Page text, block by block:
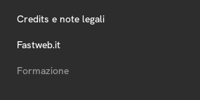
Credits e note legali
Fastweb.it
Formazione